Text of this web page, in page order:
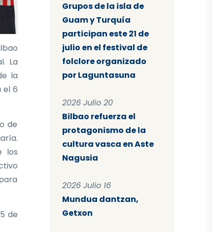
La
la
el 6
de
los
de
Grupos de la isla de
Guam y Turquía
participan este 21 de
julio en el festival de
folclore organizado
por Laguntasuna
2026 Julio 20
Bilbao refuerza el
protagonismo de la
cultura vasca en Aste
Nagusia
2026 Julio 16
Mundua dantzan,
Getxon